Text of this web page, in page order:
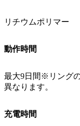
リチウムポリマー
動作時間
最大9日間※リング
異なります。
充電時間